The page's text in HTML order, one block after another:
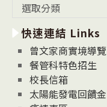
消
息
News
選取分類
快速連結 Links
曾文家商實境導覽
餐管科特色招生
校長信箱
太陽能發電回饋金